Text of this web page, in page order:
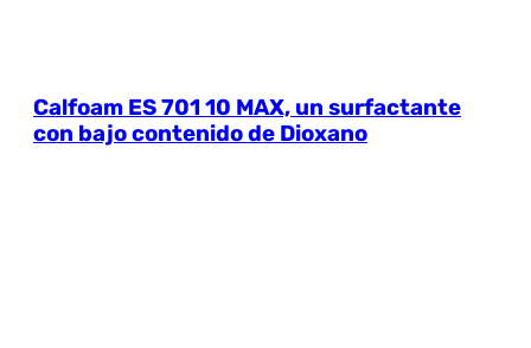
Calfoam ES 701 10 MAX, un surfactante
con bajo contenido de Dioxano